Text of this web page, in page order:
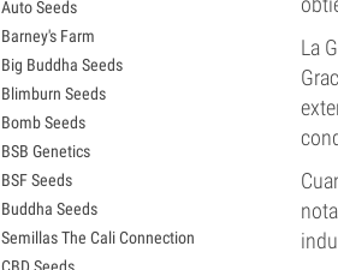
La
Semillas de Sour Diesel
Semillas de Jack Herer
Semillas de Girl Scout Cookies
Semillas de Wedding Cake
Semillas de Zkittlez
Semillas de Pineapple Express
Semillas de Chemdawg
Semillas de Hindu Kush
Semillas de Mimosa
Auto Seeds
Barney's Farm
Big Buddha Seeds
Blimburn Seeds
Bomb Seeds
BSB Genetics
BSF Seeds
Buddha Seeds
Semillas The Cali Connection
CBD Seeds